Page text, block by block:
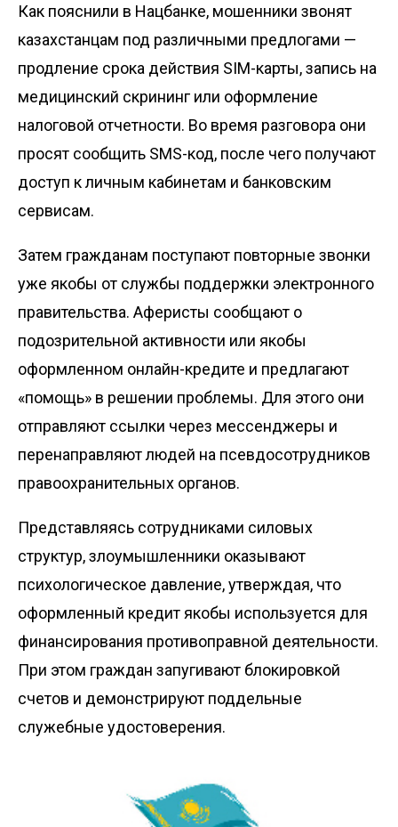
Как пояснили в Нацбанке, мошенники звонят
казахстанцам под различными предлогами —
продление срока действия SIM-карты, запись на
медицинский скрининг или оформление
налоговой отчетности. Во время разговора они
просят сообщить SMS-код, после чего получают
доступ к личным кабинетам и банковским
сервисам.
Затем гражданам поступают повторные звонки
уже якобы от службы поддержки электронного
правительства. Аферисты сообщают о
подозрительной активности или якобы
оформленном онлайн-кредите и предлагают
«помощь» в решении проблемы. Для этого они
отправляют ссылки через мессенджеры и
перенаправляют людей на псевдосотрудников
правоохранительных органов.
Представляясь сотрудниками силовых
структур, злоумышленники оказывают
психологическое давление, утверждая, что
оформленный кредит якобы используется для
финансирования противоправной деятельности.
При этом граждан запугивают блокировкой
счетов и демонстрируют поддельные
служебные удостоверения.